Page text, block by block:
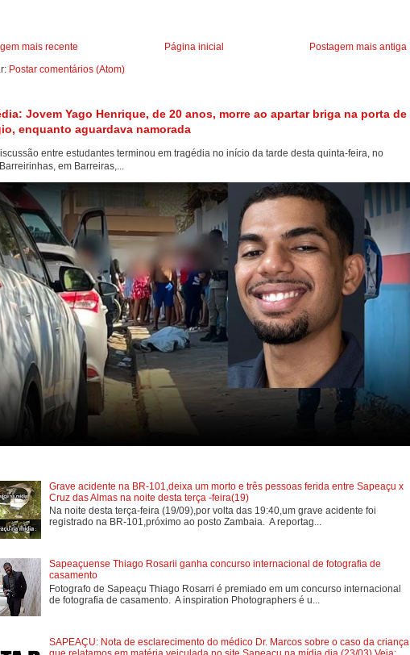
mais recente Postagem mais antiga
Página inicial
Postar comentários (Atom)
Jovem Yago Henrique, de 20 anos, morre ao apartar briga na porta de
enquanto aguardava namorada
entre estudantes terminou em tragédia no início da tarde desta quinta-feira, no
em Barreiras,...
Grave acidente na BR-101,deixa um morto e três pessoas ferida entre Sapeaçu x
Cruz das Almas na noite desta terça -feira(19)
Na noite desta terça-feira (19/09),por volta das 19:40,um grave acidente foi
registrado na BR-101,próximo ao posto Zambaia. A reportag...
Sapeaçuense Thiago Rosarii ganha concurso internacional de fotografia de
casamento
Fotografo de Sapeaçu Thiago Rosarri é premiado em um concurso internacional
de fotografia de casamento. A inspiration Photographers é u...
SAPEAÇU: Nota de esclarecimento do médico Dr. Marcos sobre o caso da criança